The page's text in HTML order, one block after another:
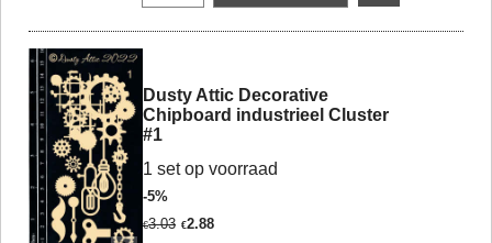
Dusty Attic Decorative
Chipboard industrieel Cluster
#1
1 set op voorraad
-5%
€3.03 €2.88